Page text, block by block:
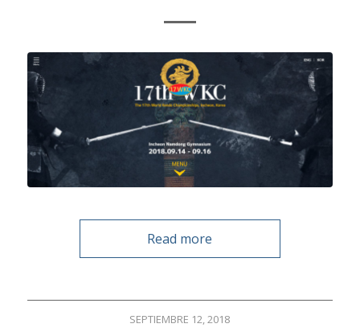
Read more
SEPTIEMBRE 12, 2018